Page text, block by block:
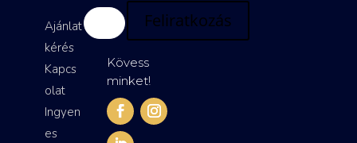
Ajánlat
kérés
Kapcs
olat
Ingyen
es
Feliratkozás
Kövess
minket!